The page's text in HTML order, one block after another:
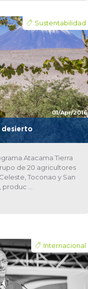
Sustentabilidad
desierto
01/Apr/2016
Atacama Tierra
de 20 agricultores
Toconao y San
...
Internacional